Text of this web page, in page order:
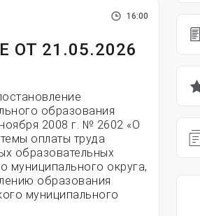
16:00
ОТ 21.05.2026
образования
2008 г. № 2602 «О
оплаты труда
образовательных
муниципального округа,
образования
муниципального